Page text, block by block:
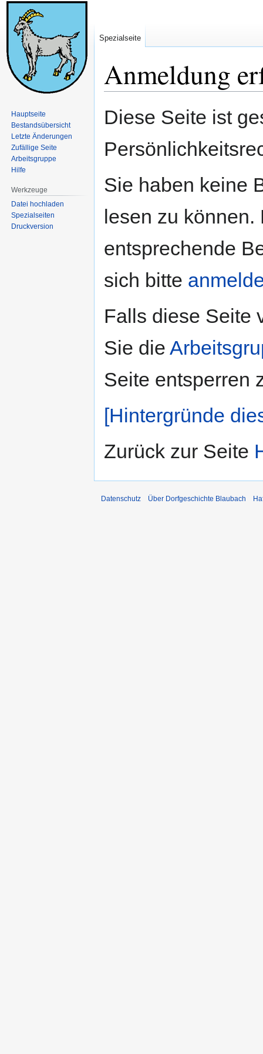
Anmeldung
Navigation
Suche
Diese Seite ist
Sie haben keine
lesen zu
entsprechende
sich bitte
Falls diese Seite
Sie die
Seite entsperren
[Hintergründe
Zurück zur Seite
Spezialseite
Hauptseite
Bestandsübersicht
Letzte Änderungen
Zufällige Seite
Arbeitsgruppe
Hilfe
Werkzeuge
Datei hochladen
Spezialseiten
Druckversion
Datenschutz Über Dorfgeschichte Blaubach